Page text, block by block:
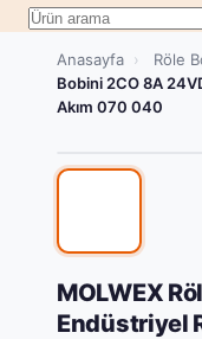
Anasayfa › Röle
Bobini 2CO 8A
Akım 070 040
MOLWEX
Endüstriyel